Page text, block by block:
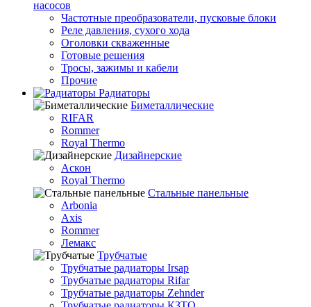
насосов
Частотные преобразователи, пусковые блоки
Реле давления, сухого хода
Оголовки скваженные
Готовые решения
Тросы, зажимы и кабели
Прочие
Радиаторы
Биметаллические
RIFAR
Rommer
Royal Thermo
Дизайнерские
Аскон
Royal Thermo
Стальные панельные
Arbonia
Axis
Rommer
Лемакс
Трубчатые
Трубчатые радиаторы Irsap
Трубчатые радиаторы Rifar
Трубчатые радиаторы Zehnder